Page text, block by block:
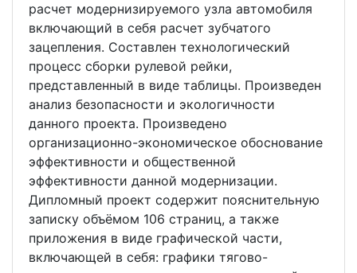
расчет модернизируемого узла автомобиля
включающий в себя расчет зубчатого
зацепления. Составлен технологический
процесс сборки рулевой рейки,
представленный в виде таблицы. Произведен
анализ безопасности и экологичности
данного проекта. Произведено
организационно-экономическое обоснование
эффективности и общественной
эффективности данной модернизации.
Дипломный проект содержит пояснительную
записку объёмом 106 страниц, а также
приложения в виде графической части,
включающей в себя: графики тягово-